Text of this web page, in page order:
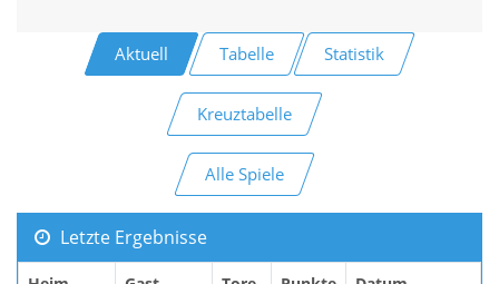
Aktuell Tabelle Statistik
Kreuztabelle
Alle Spiele
Letzte Ergebnisse